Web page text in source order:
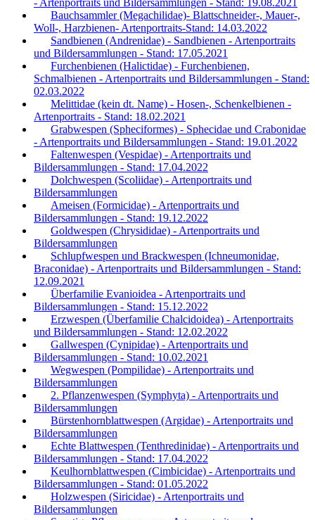
- Artenportraits und Bildersammlungen - Stand: 19.08.2021
Bauchsammler (Megachilidae)- Blattschneider-, Mauer-,
Woll-, Harzbienen- Artenportraits-Stand: 14.03.2022
Sandbienen (Andrenidae) - Sandbienen - Artenportraits
und Bildersammlungen - Stand: 17.05.2021
Furchenbienen (Halictidae) - Furchenbienen,
Schmalbienen - Artenportraits und Bildersammlungen - Stand:
02.03.2022
Melittidae (kein dt. Name) - Hosen-, Schenkelbienen -
Artenportraits - Stand: 18.02.2021
Grabwespen (Spheciformes) - Sphecidae und Crabonidae
- Artenportraits und Bildersammlungen - Stand: 19.01.2022
Faltenwespen (Vespidae) - Artenportraits und
Bildersammlungen - Stand: 17.04.2022
Dolchwespen (Scoliidae) - Artenportraits und
Bildersammlungen
Ameisen (Formicidae) - Artenportraits und
Bildersammlungen - Stand: 19.12.2022
Goldwespen (Chrysididae) - Artenportraits und
Bildersammlungen
Schlupfwespen und Brackwespen (Ichneumonidae,
Braconidae) - Artenportraits und Bildersammlungen - Stand:
12.09.2021
Überfamilie Evanioidea - Artenportraits und
Bildersammlungen - Stand: 15.12.2022
Erzwespen (Überfamilie Chalcidoidea) - Artenportraits
und Bildersammlungen - Stand: 12.02.2022
Gallwespen (Cynipidae) - Artenportraits und
Bildersammlungen - Stand: 10.02.2021
Wegwespen (Pompilidae) - Artenportraits und
Bildersammlungen
2. Pflanzenwespen (Symphyta) - Artenportraits und
Bildersammlungen
Bürstenhornblattwespen (Argidae) - Artenportraits und
Bildersammlungen
Echte Blattwespen (Tenthredinidae) - Artenportraits und
Bildersammlungen - Stand: 17.04.2022
Keulhornblattwespen (Cimbicidae) - Artenportraits und
Bildersammlungen - Stand: 01.05.2022
Holzwespen (Siricidae) - Artenportraits und
Bildersammlungen